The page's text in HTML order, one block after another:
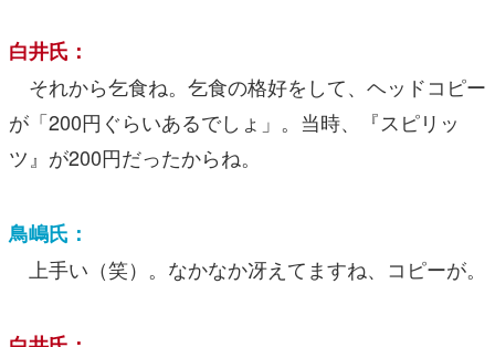
白井氏：
それから乞食ね。乞食の格好をして、ヘッドコピー
が「200円ぐらいあるでしょ」。当時、『スピリッ
ツ』が200円だったからね。
鳥嶋氏：
上手い（笑）。なかなか冴えてますね、コピーが。